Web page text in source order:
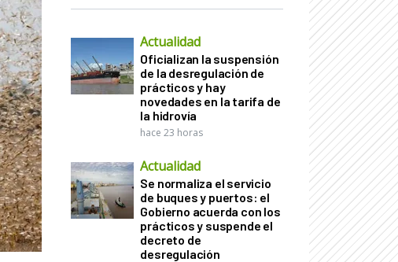
Actualidad
Oficializan la suspensión
de la desregulación de
prácticos y hay
novedades en la tarifa de
la hidrovía
hace 23 horas
Actualidad
Se normaliza el servicio
de buques y puertos: el
Gobierno acuerda con los
prácticos y suspende el
decreto de
desregulación